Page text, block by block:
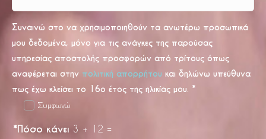
Συναινώ στο να χρησιμοποιηθούν τα ανωτέρω προσωπικά
μου δεδομένα, μόνο για τις ανάγκες της παρούσας
υπηρεσίας αποστολής προσφορών από τρίτους όπως
αναφέρεται στην πολιτική απορρήτου και δηλώνω υπεύθυνα
πως έχω κλείσει το 16ο έτος της ηλικίας μου. *
Συμφωνώ
Πόσο κάνει
* 3 + 12 =